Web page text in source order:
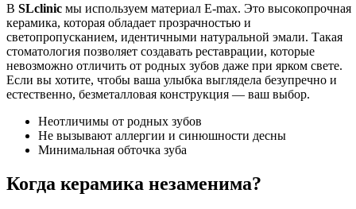
В SLclinic мы используем материал E-max. Это высокопрочная
керамика, которая обладает прозрачностью и
светопропусканием, идентичными натуральной эмали. Такая
стоматология позволяет создавать реставрации, которые
невозможно отличить от родных зубов даже при ярком свете.
Если вы хотите, чтобы ваша улыбка выглядела безупречно и
естественно, безметалловая конструкция — ваш выбор.
Неотличимы от родных зубов
Не вызывают аллергии и синюшности десны
Минимальная обточка зуба
Когда керамика незаменима?